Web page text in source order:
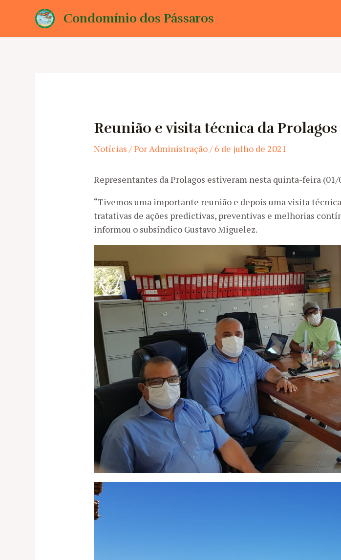
Condomínio dos Pássaros
Reunião e visita técnica da
Notícias / PorAdministração/6 de julho de 2021
Representantes da Prolagos estiveram nesta quinta-feira (01/
“Tivemos uma importante reunião e depois uma visita
tratativas de ações predictivas, preventivas e melhorias
informou o subsíndico Gustavo Miguelez.